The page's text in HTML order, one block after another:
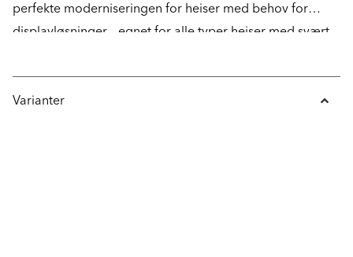
perfekte moderniseringen for heiser med behov for
displayløsninger – egnet for alle typer heiser med svært
Varianter